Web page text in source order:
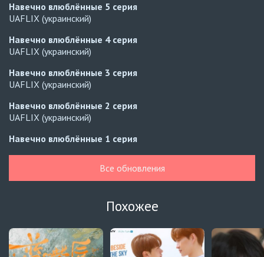
Навечно влюблённые 5 серия
UAFLIX (украинский)
Навечно влюблённые 4 серия
UAFLIX (украинский)
Навечно влюблённые 3 серия
UAFLIX (украинский)
Навечно влюблённые 2 серия
UAFLIX (украинский)
Навечно влюблённые 1 серия
Навечно влюблённые7 серия
Русские субтитры
7 серия
Зантис, скучаю по тебе
8 серия
Превью
Все обновления
Похожее